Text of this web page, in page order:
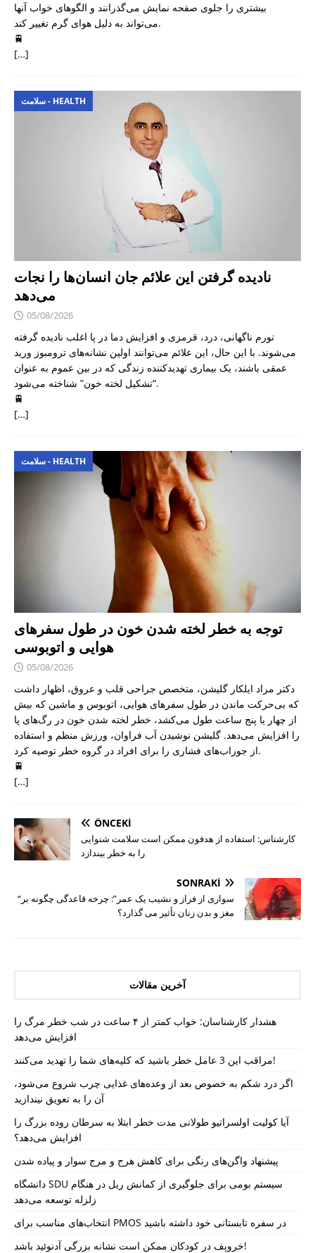
بیشتری را جلوی صفحه نمایش می‌گذرانند و الگوهای خواب آنها
می‌تواند به دلیل هوای گرم تغییر کند.
🚆
[…]
سلامت - HEALTH
نادیده گرفتن این علائم جان انسان‌ها را نجات
می‌دهد
05/08/2026
تورم ناگهانی، درد، قرمزی و افزایش دما در پا اغلب نادیده گرفته
می‌شوند. با این حال، این علائم می‌توانند اولین نشانه‌های ترومبوز ورید
عمقی باشند، یک بیماری تهدیدکننده زندگی که در بین عموم به عنوان
“تشکیل لخته خون” شناخته می‌شود.
🚆
[…]
سلامت - HEALTH
توجه به خطر لخته شدن خون در طول سفرهای
هوایی و اتوبوسی
05/08/2026
دکتر مراد ایلکار گلیشن، متخصص جراحی قلب و عروق، اظهار داشت
که بی‌حرکت ماندن در طول سفرهای هوایی، اتوبوس و ماشین که بیش
از چهار یا پنج ساعت طول می‌کشد، خطر لخته شدن خون در رگ‌های پا
را افزایش می‌دهد. گلیشن نوشیدن آب فراوان، ورزش منظم و استفاده
از جوراب‌های فشاری را برای افراد در گروه خطر توصیه کرد.
🚆
[…]
ÖNCEKI
کارشناس: استفاده از هدفون ممکن است سلامت شنوایی
را به خطر بیندازد
SONRAKI
“سواری از فراز و نشیب یک عمر”: چرخه قاعدگی چگونه بر
مغز و بدن زنان تأثیر می گذارد؟
آخرین مقالات
هشدار کارشناسان: خواب کمتر از ۴ ساعت در شب خطر مرگ را
افزایش می‌دهد
مراقب این 3 عامل خطر باشید که کلیه‌های شما را تهدید می‌کنند!
اگر درد شکم به خصوص بعد از وعده‌های غذایی چرب شروع می‌شود،
آن را به تعویق نیندازید
آیا کولیت اولسراتیو طولانی مدت خطر ابتلا به سرطان روده بزرگ را
افزایش می‌دهد؟
پیشنهاد واگن‌های رنگی برای کاهش هرج و مرج سوار و پیاده شدن
دانشگاه SDU سیستم بومی برای جلوگیری از کمانش ریل در هنگام
زلزله توسعه می‌دهد
انتخاب‌های مناسب برای PMOS در سفره تابستانی خود داشته باشید
خروپف در کودکان ممکن است نشانه بزرگی آدنوئید باشد!